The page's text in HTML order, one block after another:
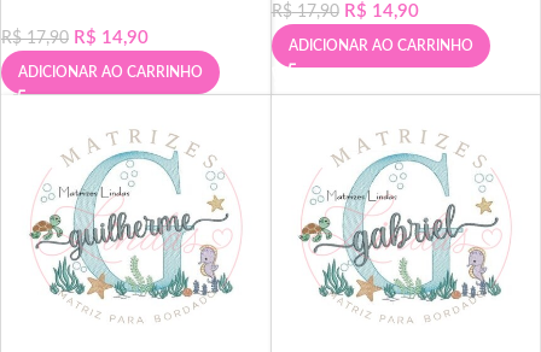
R$17,90 R$ 14,90
ADICIONAR AO CARRINHO
R$17,90 R$ 14,90
ADICIONAR AO CARRINHO